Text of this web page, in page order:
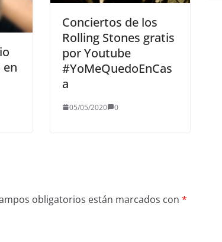
en
Conciertos de los
Rolling Stones gratis
por Youtube
#YoMeQuedoEnCas
a
05/05/2020 0
obligatorios están marcados con *